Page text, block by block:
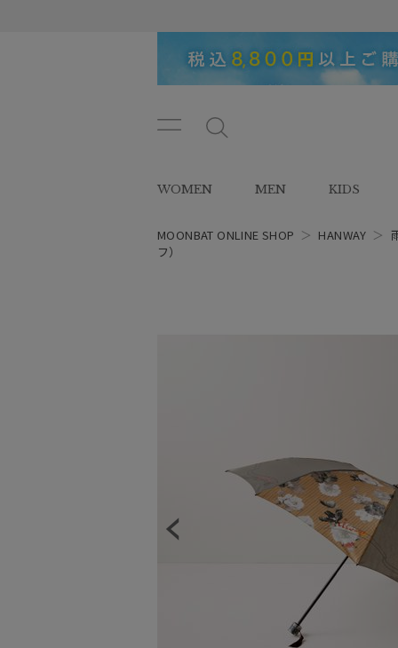
ン
ュ
ー
タ
WOMEN MEN KIDS
MOONBAT ONLINE SHOP ＞ HANWAY ＞
フ）